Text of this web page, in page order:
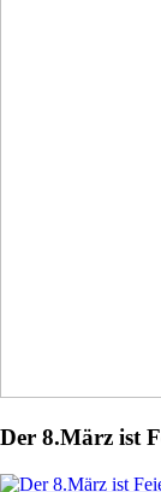
Der 8.März ist